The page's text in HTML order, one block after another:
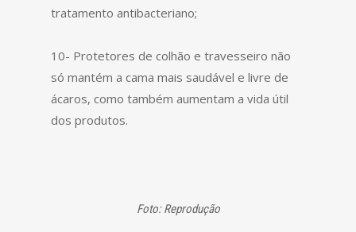
tratamento antibacteriano;
10- Protetores de colhão e travesseiro não
só mantém a cama mais saudável e livre de
ácaros, como também aumentam a vida útil
dos produtos.
Foto: Reprodução